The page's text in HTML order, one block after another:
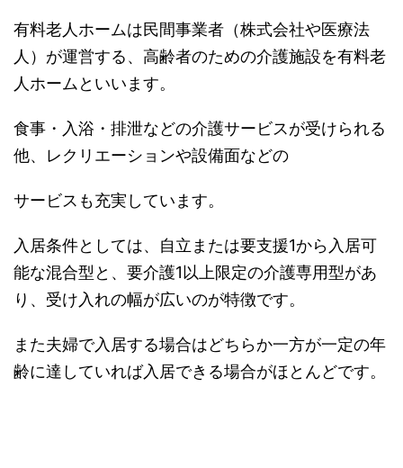
有料老人ホームは民間事業者（株式会社や医療法
人）が運営する、高齢者のための介護施設を有料老
人ホームといいます。
食事・入浴・排泄などの介護サービスが受けられる
他、レクリエーションや設備面などの
サービスも充実しています。
入居条件としては、自立または要支援1から入居可
能な混合型と、要介護1以上限定の介護専用型があ
り、受け入れの幅が広いのが特徴です。
また夫婦で入居する場合はどちらか一方が一定の年
齢に達していれば入居できる場合がほとんどです。